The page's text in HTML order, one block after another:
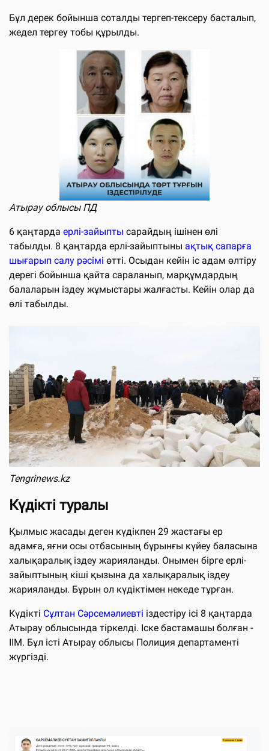
Бұл дерек бойынша соталды тергеп-тексеру басталып,
жедел тергеу тобы құрылды.
Атырау облысы ПД
6 қаңтарда ерлі-зайыпты сарайдың ішінен өлі
табылды. 8 қаңтарда ерлі-зайыптыны ақтық сапарға
шығарып салу рәсімі өтті. Осыдан кейін іс адам өлтіру
дерегі бойынша қайта сараланып, марқұмдардың
балаларын іздеу жұмыстары жалғасты. Кейін олар да
өлі табылды.
Tengrinews.kz
Күдікті туралы
Қылмыс жасады деген күдікпен 29 жастағы ер
адамға, яғни осы отбасының бұрынғы күйеу баласына
халықаралық іздеу жарияланды. Онымен бірге ерлі-
зайыптының кіші қызына да халықаралық іздеу
жарияланды. Бұрын ол күдіктімен некеде тұрған.
Күдікті Сұлтан Сәрсемәлиевті іздестіру ісі 8 қаңтарда
Атырау облысында тіркелді. Іске бастамашы болған -
ІІМ. Бұл істі Атырау облысы Полиция департаменті
жүргізді.